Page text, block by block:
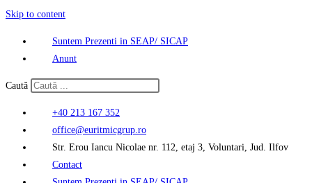
Skip to content
Suntem Prezenti in SEAP/ SICAP
Anunt
Caută
+40 213 167 352
office@euritmicgrup.ro
Str. Erou Iancu Nicolae nr. 112, etaj 3, Voluntari, Jud. Ilfov
Contact